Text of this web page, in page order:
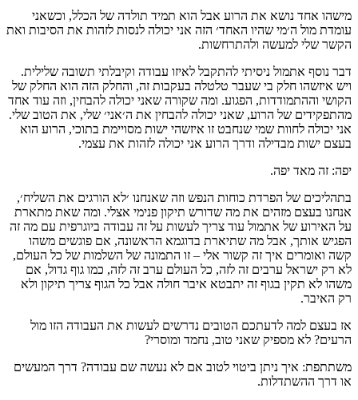
מישהו אחד נושא את הרוע אבל הוא תמיד תולדה של הכלל, וכשאני
עומדת מול ה׳מי שהיו האחד׳ הזה אני יכולה לנסות לזהות את הסיבות ואת
הקשר שלי למעשה ולהתרחשות.
דבר נוסף אתמול ניסיתי להתקבל לאיזו עבודה וקיבלתי תשובה שלילית.
ויש איזשהו חלק בי שעבר טלטלה בעקבות זה, והחלק הזה הוא החלק של
הקושי וההתמודדות, הפגוע. ומה שקורה שאני יכולה להבחין, וזה עוד אחד
מהתפקידים של הרוע, שאני יכולה להבחין את ה׳אני׳ שלי, את הטוב שלי.
אני יכולה לחוות שמי שנחבט זו איזשהי ישות מסויימת בתוכי, הרוע הוא
בעצם ישות מבדילה ודרך הרוע אני יכולה לזהות את עצמי.
יפה: זה מאד יפה.
בתהליכים של הפרדת כוחות הנפש וזה שאנחנו ׳לא הורגים את השליח׳,
אנחנו בעצם מזהים את מה שדורש תיקון פנימי אצלי. ומה שאת מתארת
על האירוע של אתמול עוד צריך לעשות על זה עבודה ביוגרפית עם מה זה
הפגיש אותך, אבל מה שתיארת בדוגמא הראשונה, אם פוגשים משהו
קשה ואומרים איך זה קשור אלי – זו התמונה של השלמות של כל העולם,
לא רק ישראל ערבים זה לזה, כל העולם ערב זה לזה, כמו גוף גדול, אם
משהו לא תקין בגוף זה יתבטא איבר חולה אבל כל הגוף צריך תיקון ולא
רק האיבר.
אז בעצם למה לדעתכם הטובים נדרשים לעשות את העבודה הזו מול
הרעים? לא מספיק שאני טוב, נחמד ומוסרי?
משתתפת: איך ניתן ביטוי לטוב אם לא נעשה שם עבודה? דרך המעשים
או דרך ההשתדלות.